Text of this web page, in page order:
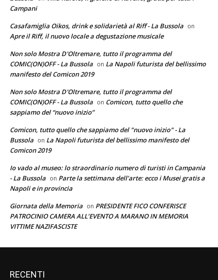
Campani
Casafamiglia Oikos, drink e solidarietà al Riff - La Bussola on
Apre il Riff, il nuovo locale a degustazione musicale
Non solo Mostra D'Oltremare, tutto il programma del
COMIC(ON)OFF - La Bussola on La Napoli futurista del bellissimo
manifesto del Comicon 2019
Non solo Mostra D'Oltremare, tutto il programma del
COMIC(ON)OFF - La Bussola on Comicon, tutto quello che
sappiamo del “nuovo inizio”
Comicon, tutto quello che sappiamo del "nuovo inizio" - La
Bussola on La Napoli futurista del bellissimo manifesto del
Comicon 2019
Io vado al museo: lo straordinario numero di turisti in Campania
- La Bussola on Parte la settimana dell’arte: ecco i Musei gratis a
Napoli e in provincia
Giornata della Memoria on PRESIDENTE FICO CONFERISCE
PATROCINIO CAMERA ALL’EVENTO A MARANO IN MEMORIA
VITTIME NAZIFASCISTE
RECENTI